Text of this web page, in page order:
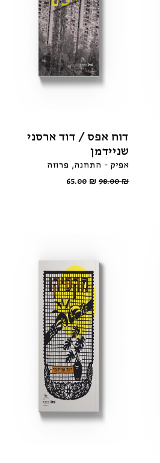
דוח אפס / דוד ארסני
שניידמן
אפיק - התחנה פרוזה
98.00₪
65.00 ₪